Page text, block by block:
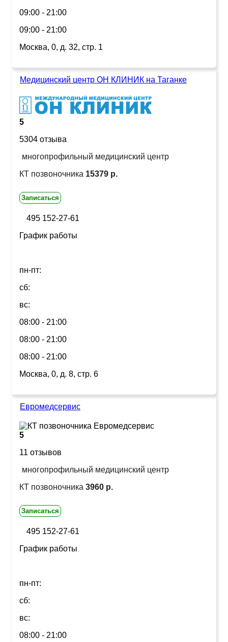
09:00 - 21:00
09:00 - 21:00
Москва, 0, д. 32, стр. 1
Медицинский центр ОН КЛИНИК на Таганке
5
5304 отзыва
многопрофильный медицинский центр
КТ позвоночника 15379 р.
Записаться
495 152-27-61
График работы
пн-пт:
сб:
вс:
08:00 - 21:00
08:00 - 21:00
08:00 - 21:00
Москва, 0, д. 8, стр. 6
Евромедсервис
5
11 отзывов
многопрофильный медицинский центр
КТ позвоночника 3960 р.
Записаться
495 152-27-61
График работы
пн-пт:
сб:
вс:
08:00 - 21:00